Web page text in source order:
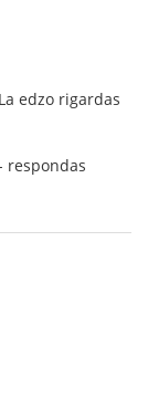
edzo rigardas
respondas